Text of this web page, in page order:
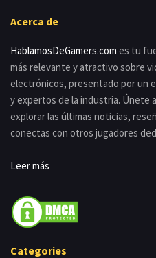
Acerca de
HablamosDeGamers.com es tu
más relevante y atractivo sobre
electrónicos, presentado por un
y expertos de la industria. Únete
explorar las últimas noticias,
conectas con otros jugadores
Leer más
Categories